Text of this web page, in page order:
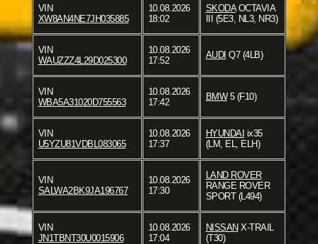
VIN
XW8AN4NE7JH035885
10.08.2026
18:02
SKODAOCTAVIA
III (5E3, NL3, NR3)
VIN
WAUZZZ4L29D025300
10.08.2026
17:52
AUDI Q7 (4LB)
VIN
WBA5A31020D755563
10.08.2026
17:42
BMW5 (F10)
VIN
U5YZU81VDBL083065
10.08.2026
17:37
HYUNDAI ix35
(LM, EL, ELH)
VIN
SALWA2BK9JA196767
10.08.2026
17:30
LAND ROVER
RANGE ROVER
SPORT (L494)
VIN
JN1TBNT30U0015906
10.08.2026
17:04
NISSAN X-TRAIL
(T30)